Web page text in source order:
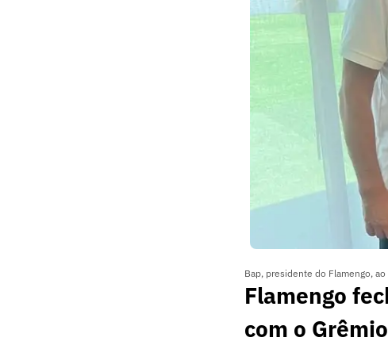
Bap, presidente do Flamengo,
Flamengo
com o Grêmio